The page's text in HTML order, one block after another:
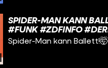
SPIDER-MAN KANN
#FUNK #ZDFINFO
Spider-Man kann